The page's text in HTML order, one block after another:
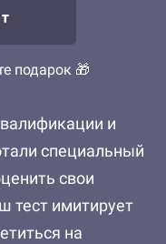
подарок 🎁
и
специальный
свои
тест имитирует
на